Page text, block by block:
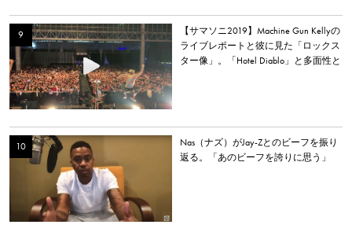
【サマソニ2019】Machine Gun Kellyの
ライブレポートと彼に見た「ロックス
ター像」。「Hotel Diablo」と多面性と
Nas（ナズ）がJay-Zとのビーフを振り
返る。「あのビーフを誇りに思う」